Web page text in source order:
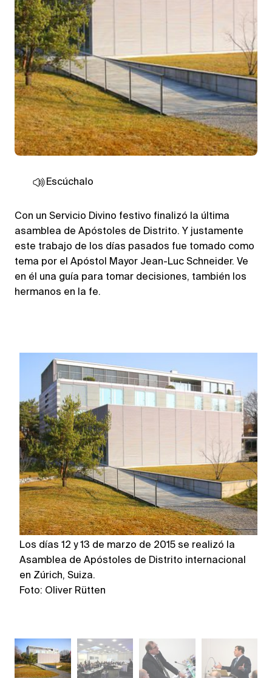
Escúchalo
Con un Servicio Divino festivo finalizó la última
asamblea de Apóstoles de Distrito. Y justamente
este trabajo de los días pasados fue tomado como
tema por el Apóstol Mayor Jean-Luc Schneider. Ve
en él una guía para tomar decisiones, también los
hermanos en la fe.
Los días 12 y 13 de marzo de 2015 se realizó la
Asamblea de Apóstoles de Distrito internacional
en Zúrich, Suiza.
Foto: Oliver Rütten